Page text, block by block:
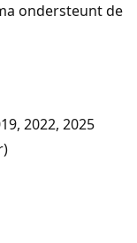
ondersteunt de
2022, 2025